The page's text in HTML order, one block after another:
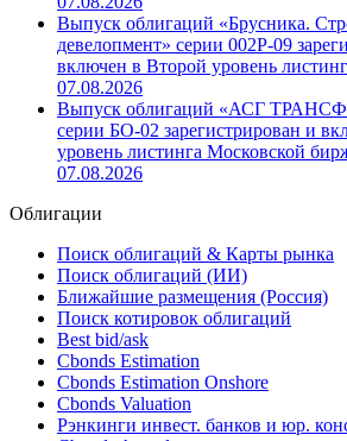
Выпуск облигаций «Брусника.
девелопмент» серии 002Р-09
включен в Второй уровень
07.08.2026
Выпуск облигаций «АСГ
серии БО-02 зарегистрирован и
уровень листинга Московской
07.08.2026
Облигации
Поиск облигаций & Карты рынка
Поиск облигаций (ИИ)
Ближайшие размещения (Россия)
Поиск котировок облигаций
Best bid/ask
Cbonds Estimation
Cbonds Estimation Onshore
Cbonds Valuation
Рэнкинги инвест. банков и юр.